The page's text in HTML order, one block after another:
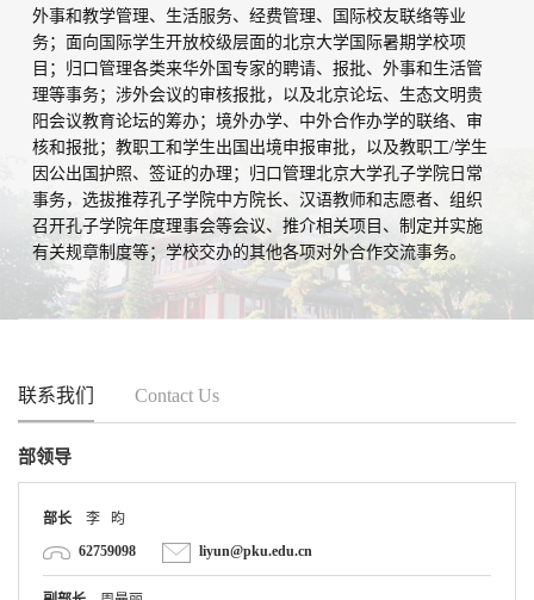
务；面向国际学生开放校级层面的北京大学国际暑期学校项
目；归口管理各类来华外国专家的聘请、报批、外事和生活管
理等事务；涉外会议的审核报批，以及北京论坛、生态文明贵
阳会议教育论坛的筹办；境外办学、中外合作办学的联络、审
核和报批；教职工和学生出国出境申报审批，以及教职工/学生
因公出国护照、签证的办理；归口管理北京大学孔子学院日常
事务，选拔推荐孔子学院中方院长、汉语教师和志愿者、组织
召开孔子学院年度理事会等会议、推介相关项目、制定并实施
有关规章制度等；学校交办的其他各项对外合作交流事务。
62759098
副部长
周曼丽